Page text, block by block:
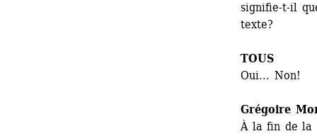
signifie-t-il
texte?
TOUS
Oui... Non!
Grégoire
À la fin de la